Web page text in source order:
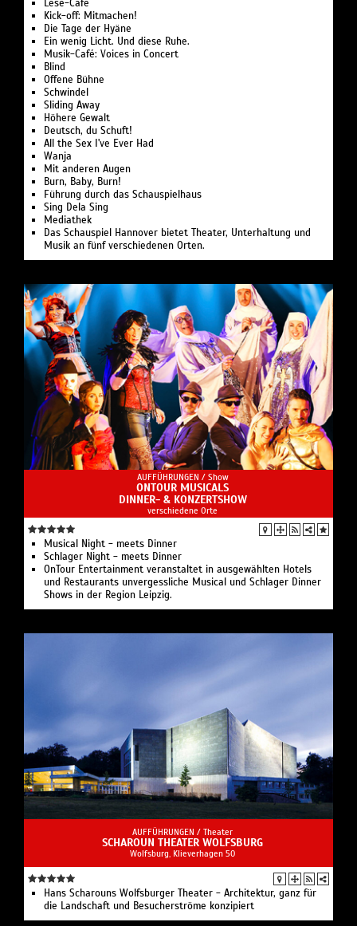
Lese-Café
Kick-off: Mitmachen!
Die Tage der Hyäne
Ein wenig Licht. Und diese Ruhe.
Musik-Café: Voices in Concert
Blind
Offene Bühne
Schwindel
Sliding Away
Höhere Gewalt
Deutsch, du Schuft!
All the Sex I've Ever Had
Wanja
Mit anderen Augen
Burn, Baby, Burn!
Führung durch das Schauspielhaus
Sing Dela Sing
Mediathek
Das Schauspiel Hannover bietet Theater, Unterhaltung und
Musik an fünf verschiedenen Orten.
AUFFÜHRUNGEN / Show
ONTOUR MUSICALS
DINNER- & KONZERTSHOW
verschiedene Orte
Musical Night - meets Dinner
Schlager Night - meets Dinner
OnTour Entertainment veranstaltet in ausgewählten Hotels
und Restaurants unvergessliche Musical und Schlager Dinner
Shows in der Region Leipzig.
AUFFÜHRUNGEN / Theater
SCHAROUN THEATER WOLFSBURG
Wolfsburg, Klieverhagen 50
Hans Scharouns Wolfsburger Theater - Architektur, ganz für
die Landschaft und Besucherströme konzipiert